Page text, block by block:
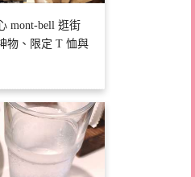
mont-bell 逛街
物、限定 T 恤與